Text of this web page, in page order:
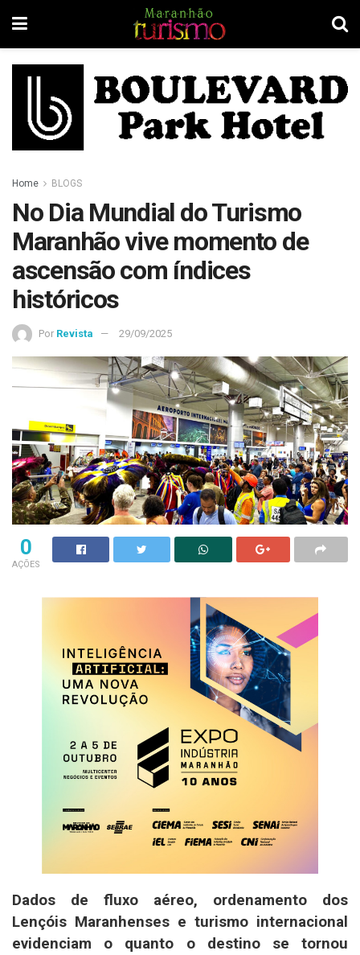
Home BLOGS
No Dia Mundial do Turismo
Maranhão vive momento de
ascensão com índices
históricos
Por Revista 29/09/2025
0
AÇÕES
Dados de fluxo aéreo, ordenamento dos
Lençóis Maranhenses e turismo internacional
evidenciam o quanto o destino se tornou